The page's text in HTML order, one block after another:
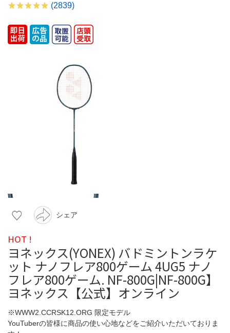
(2839)
シェア
HOT !
ヨネックス(YONEX) バドミントンラケ
ット ナノフレア800ゲーム 4UG5 ナノ
フレア800ゲーム. NF-800G|NF-800G】
ヨネックス【公式】オンライン
※WWW2.CCRSK12.ORG 限定モデル
YouTuberの皆様に商品の使い心地などをご紹介いただいておりま